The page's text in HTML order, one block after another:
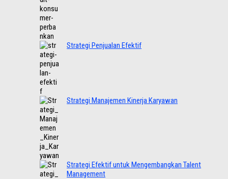
Strategi Penjualan Efektif
Strategi Manajemen Kinerja Karyawan
Strategi Efektif untuk Mengembangkan Talent
Management